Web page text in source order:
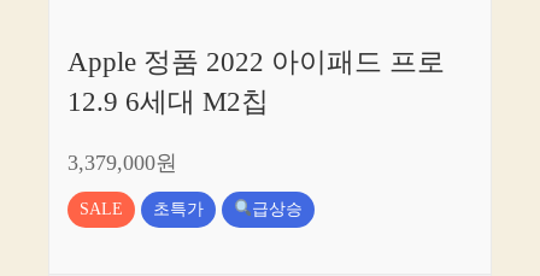
Apple 정품 2022 아이패드 프로
12.9 6세대 M2칩
3,379,000원
SALE 초특가 급상승